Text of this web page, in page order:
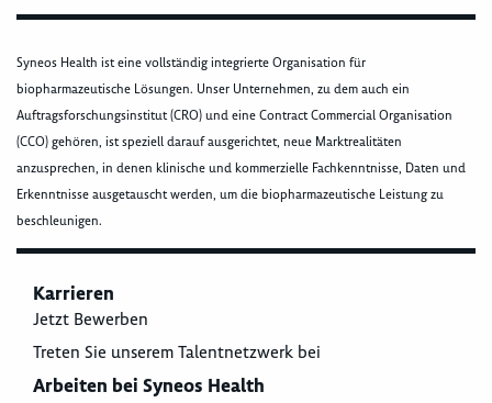
Syneos Health ist eine vollständig integrierte Organisation für
biopharmazeutische Lösungen. Unser Unternehmen, zu dem auch ein
Auftragsforschungsinstitut (CRO) und eine Contract Commercial Organisation
(CCO) gehören, ist speziell darauf ausgerichtet, neue Marktrealitäten
anzusprechen, in denen klinische und kommerzielle Fachkenntnisse, Daten und
Erkenntnisse ausgetauscht werden, um die biopharmazeutische Leistung zu
beschleunigen.
Karrieren
Jetzt Bewerben
Treten Sie unserem Talentnetzwerk bei
Arbeiten bei Syneos Health